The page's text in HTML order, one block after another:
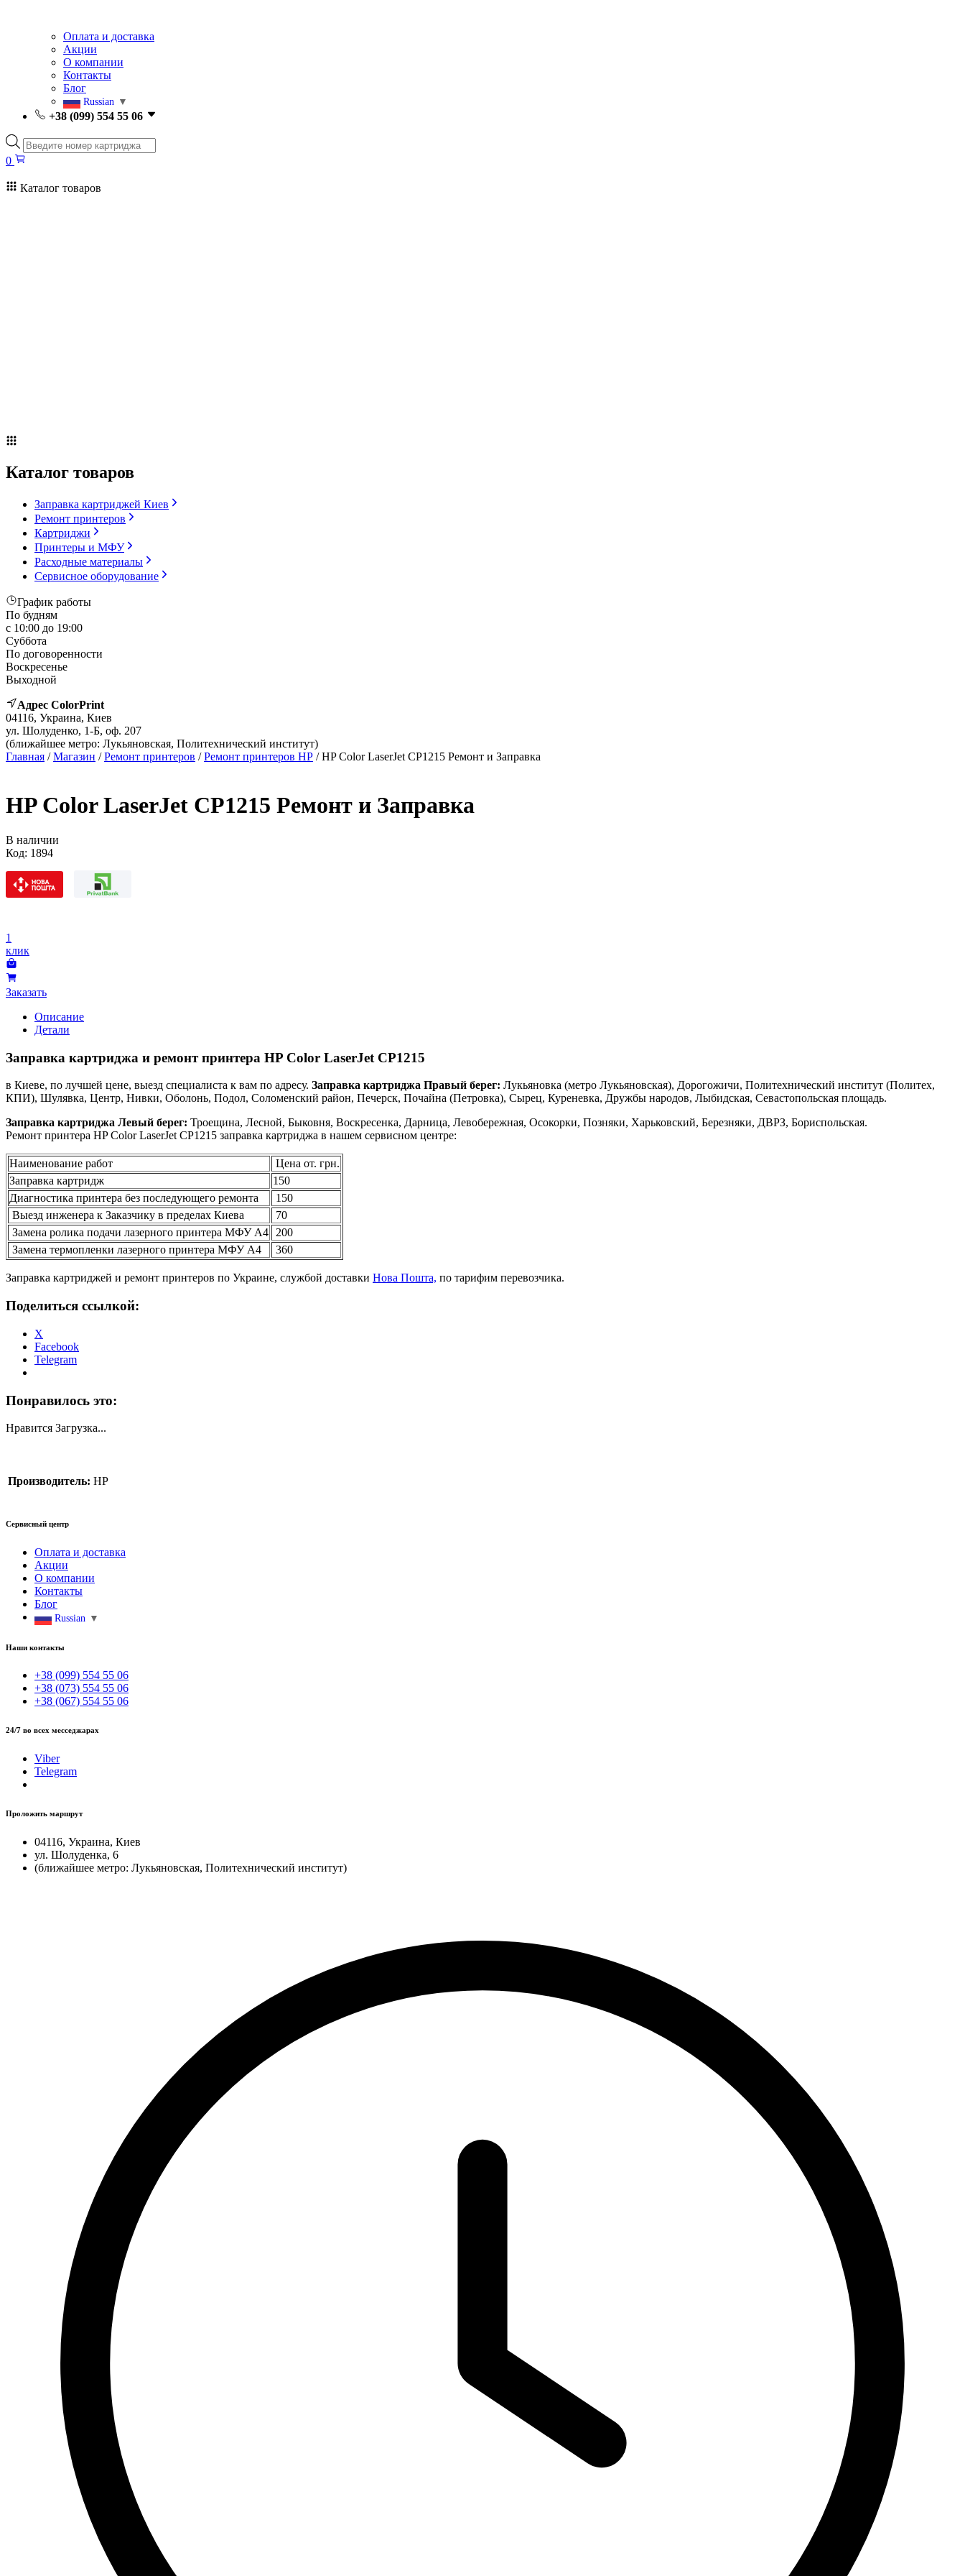
Оплата и доставка
Акции
О компании
Контакты
Блог
Russian ▼
+38 (099) 554 55 06
Поиск
товаров
0
Каталог товаров
Каталог товаров
Заправка картриджей Киев
Ремонт принтеров
Картриджи
Принтеры и МФУ
Расходные материалы
Сервисное оборудование
График работы
По будням
с 10:00 до 19:00
Суббота
По договоренности
Воскресенье
Выходной
Адрес ColorPrint
04116, Украина, Киев
ул. Шолуденко, 1-Б, оф. 207
(ближайшее метро: Лукьяновская, Политехнический институт)
Главная /Магазин /Ремонт принтеров /Ремонт принтеров HP / HP Color LaserJet CP1215 Ремонт и Заправка
HP Color LaserJet CP1215 Ремонт и Заправка
В наличии
Код: 1894
1
клик
Заказать
Описание
Детали
Заправка картриджа и ремонт принтера HP Color LaserJet CP1215
в Киеве, по лучшей цене, выезд специалиста к вам по адресу. Заправка картриджа Правый берег: Лукьяновка (метро Лукьяновская), Дорогожичи, Политехнический институт (Политех,
КПИ), Шулявка, Центр, Нивки, Оболонь, Подол, Соломенский район, Печерск, Почайна (Петровка), Сырец, Куреневка, Дружбы народов, Лыбидская, Севастопольская площадь.
Заправка картриджа Левый берег: Троещина, Лесной, Быковня, Воскресенка, Дарница, Левобережная, Осокорки, Позняки, Харьковский, Березняки, ДВРЗ, Бориспольская.
Ремонт принтера HP Color LaserJet CP1215 заправка картриджа в нашем сервисном центре:
Наименование работ
Цена от. грн.
Заправка картридж
150
Диагностика принтера без последующего ремонта
150
Выезд инженера к Заказчику в пределах Киева
70
Замена ролика подачи лазерного принтера МФУ А4
200
Замена термопленки лазерного принтера МФУ А4
360
Заправка картриджей и ремонт принтеров по Украине, службой доставки Нова Пошта, по тарифим перевозчика.
Поделиться ссылкой:
X
Facebook
Telegram
Понравилось это:
Нравится Загрузка...
Производитель: HP
Сервисный центр
Оплата и доставка
Акции
О компании
Контакты
Блог
Russian ▼
Наши контакты
+38 (099) 554 55 06
+38 (073) 554 55 06
+38 (067) 554 55 06
24/7 во всех месседжарах
Viber
Telegram
Проложить маршрут
04116, Украина, Киев
ул. Шолуденка, 6
(ближайшее метро: Лукьяновская, Политехнический институт)